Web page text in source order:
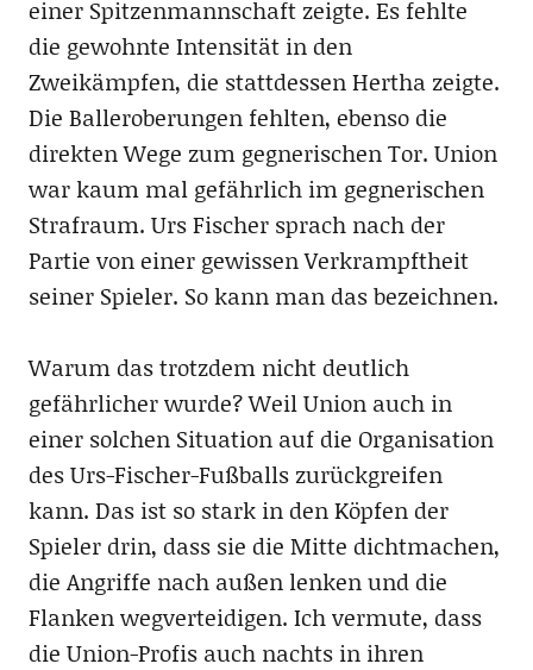
einer Spitzenmannschaft zeigte. Es fehlte
die gewohnte Intensität in den
Zweikämpfen, die stattdessen Hertha zeigte.
Die Balleroberungen fehlten, ebenso die
direkten Wege zum gegnerischen Tor. Union
war kaum mal gefährlich im gegnerischen
Strafraum. Urs Fischer sprach nach der
Partie von einer gewissen Verkrampftheit
seiner Spieler. So kann man das bezeichnen.
Warum das trotzdem nicht deutlich
gefährlicher wurde? Weil Union auch in
einer solchen Situation auf die Organisation
des Urs-Fischer-Fußballs zurückgreifen
kann. Das ist so stark in den Köpfen der
Spieler drin, dass sie die Mitte dichtmachen,
die Angriffe nach außen lenken und die
Flanken wegverteidigen. Ich vermute, dass
die Union-Profis auch nachts in ihren